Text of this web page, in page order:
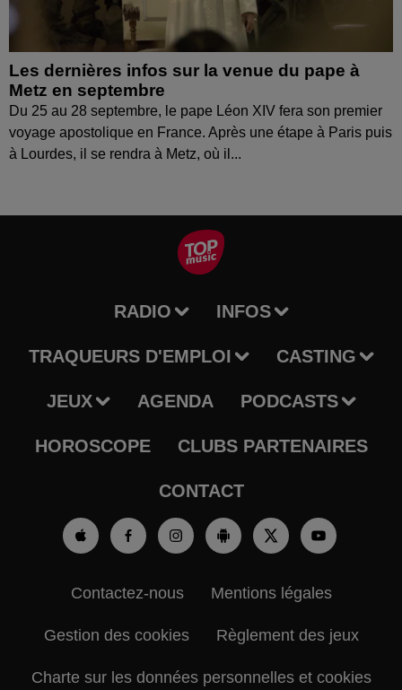
Les dernières infos sur la venue du pape à
Metz en septembre
Du 25 au 28 septembre, le pape Léon XIV fera son premier
voyage apostolique en France. Après une étape à Paris puis
à Lourdes, il se rendra à Metz, où il...
RADIO INFOS
TRAQUEURS D'EMPLOI CASTING
JEUX AGENDA PODCASTS
HOROSCOPE CLUBS PARTENAIRES
CONTACT
Contactez-nous Mentions légales
Gestion des cookies Règlement des jeux
Charte sur les données personnelles et cookies